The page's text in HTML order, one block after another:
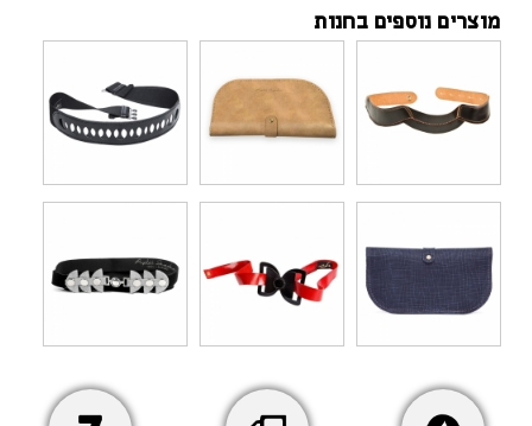
מוצרים נוספים בחנות